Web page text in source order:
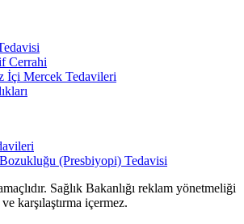
Cerrahi
İçi Mercek Tedavileri
Bozukluğu (Presbiyopi) Tedavisi
Sağlık Bakanlığı reklam yönetmeliği
karşılaştırma içermez.